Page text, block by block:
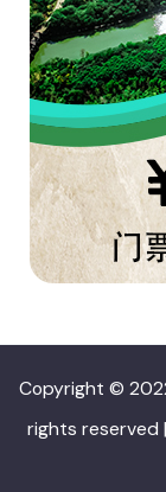
Copyright ©
rights reserved |